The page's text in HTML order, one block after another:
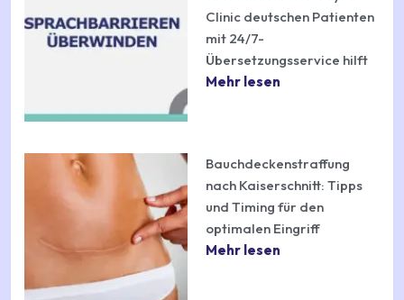
Clinic deutschen Patienten
mit 24/7-
Übersetzungsservice hilft
Mehr lesen
Bauchdeckenstraffung
nach Kaiserschnitt: Tipps
und Timing für den
optimalen Eingriff
Mehr lesen